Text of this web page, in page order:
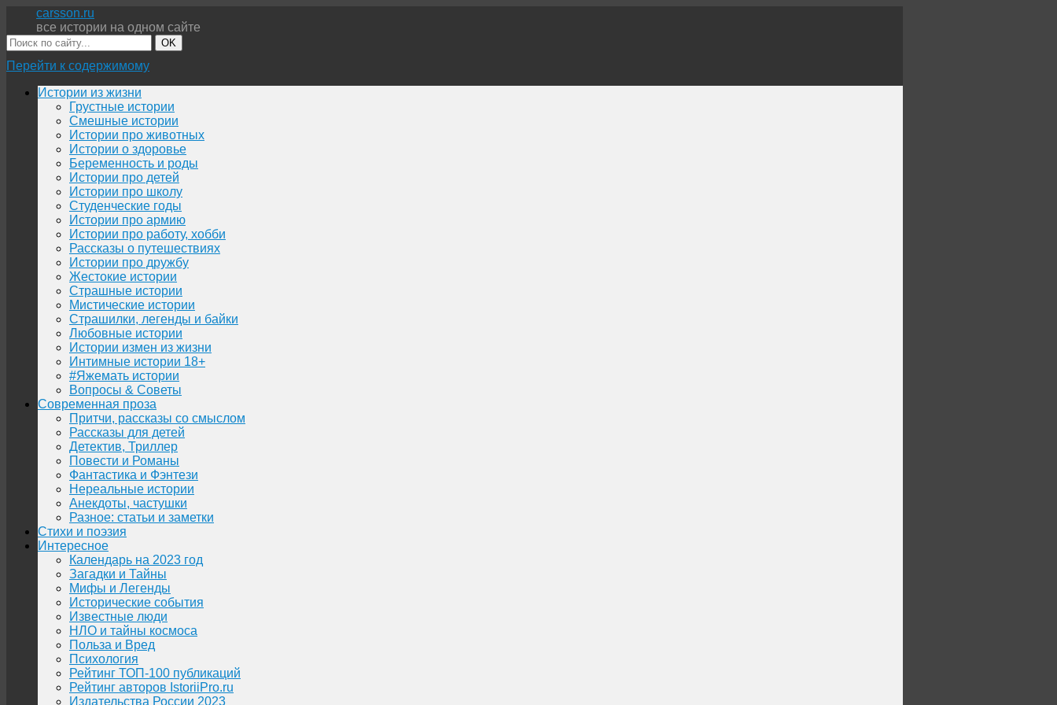
carsson.ru
все истории на одном сайте
OK
Перейти к содержимому
Истории из жизни
Грустные истории
Смешные истории
Истории про животных
Истории о здоровье
Беременность и роды
Истории про детей
Истории про школу
Студенческие годы
Истории про армию
Истории про работу, хобби
Рассказы о путешествиях
Истории про дружбу
Жестокие истории
Страшные истории
Мистические истории
Страшилки, легенды и байки
Любовные истории
Истории измен из жизни
Интимные истории 18+
#Яжемать истории
Вопросы & Советы
Современная проза
Притчи, рассказы со смыслом
Рассказы для детей
Детектив, Триллер
Повести и Романы
Фантастика и Фэнтези
Нереальные истории
Анекдоты, частушки
Разное: статьи и заметки
Стихи и поэзия
Интересное
Календарь на 2023 год
Загадки и Тайны
Мифы и Легенды
Исторические события
Известные люди
НЛО и тайны космоса
Польза и Вред
Психология
Рейтинг ТОП-100 публикаций
Рейтинг авторов IstoriiPro.ru
Издательства России 2023